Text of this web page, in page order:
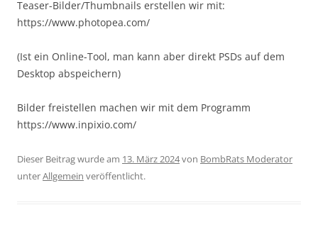
Teaser-Bilder/Thumbnails erstellen wir mit:
https://www.photopea.com/
(Ist ein Online-Tool, man kann aber direkt PSDs auf dem
Desktop abspeichern)
Bilder freistellen machen wir mit dem Programm
https://www.inpixio.com/
Dieser Beitrag wurde am 13. März 2024von BombRats Moderator
unterAllgemein veröffentlicht.